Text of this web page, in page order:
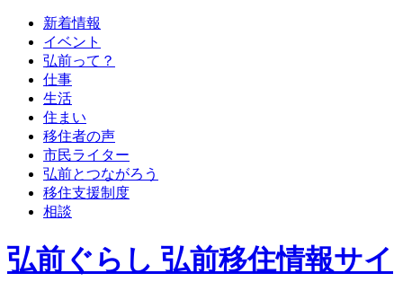
新着情報
イベント
弘前って？
仕事
生活
住まい
移住者の声
市民ライター
弘前とつながろう
移住支援制度
相談
弘前ぐらし 弘前移住情報サイ